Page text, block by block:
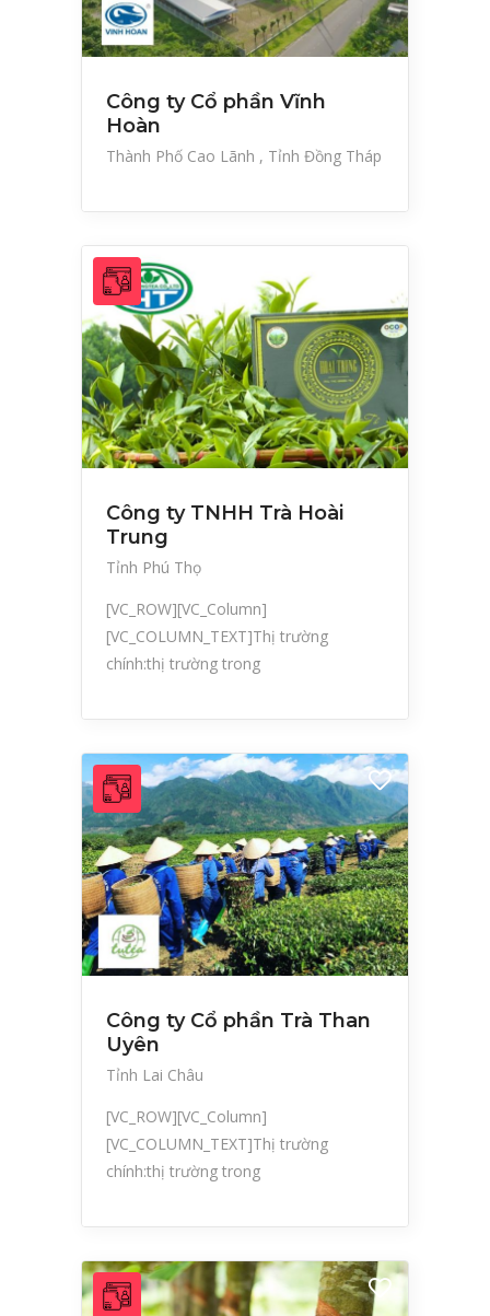
Công ty Cổ phần Vĩnh
Hoàn
Thành Phố Cao Lãnh Tỉnh Đồng Tháp
Công ty TNHH Trà Hoài
Trung
Tỉnh Phú Thọ
[VC_ROW][VC_Column]
[VC_COLUMN_TEXT]Thị trường
chính:thị trường trong
Công ty Cổ phần Trà Than
Uyên
Tỉnh Lai Châu
[VC_ROW][VC_Column]
[VC_COLUMN_TEXT]Thị trường
chính:thị trường trong